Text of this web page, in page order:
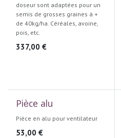
doseur sont adaptées pour un
semis de grosses graines à +
de 40kg/ha. Céréales, avoine,
pois, etc.
337,00 €
Pièce alu
Pièce en alu pour ventilateur
53,00 €